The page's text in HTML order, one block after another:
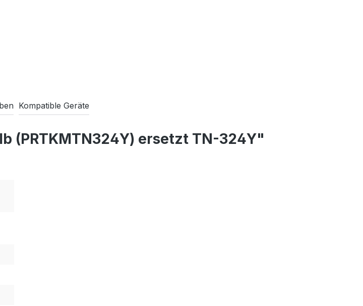
Kompatible Geräte
(PRTKMTN324Y) ersetzt TN-324Y"